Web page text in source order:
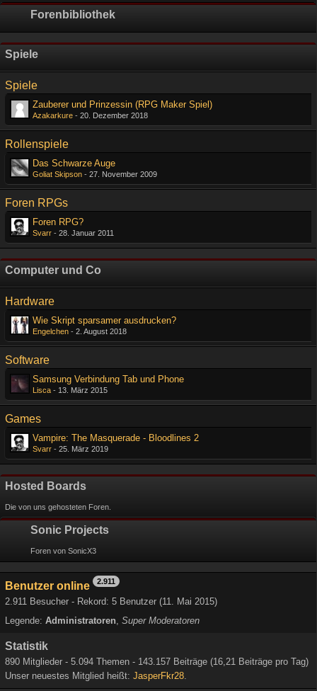
Forenbibliothek
Spiele
Spiele
Zauberer und Prinzessin (RPG Maker Spiel)
Azakarkure - 20. Dezember 2018
Rollenspiele
Das Schwarze Auge
Goliat Skipson - 27. November 2009
Foren RPGs
Foren RPG?
Svarr - 28. Januar 2011
Computer und Co
Hardware
Wie Skript sparsamer ausdrucken?
Engelchen - 2. August 2018
Software
Samsung Verbindung Tab und Phone
Lisca - 13. März 2015
Games
Vampire: The Masquerade - Bloodlines 2
Svarr - 25. März 2019
Hosted Boards
Die von uns gehosteten Foren.
Sonic Projects
Foren von SonicX3
Benutzer online 2.911
2.911 Besucher - Rekord: 5 Benutzer (11. Mai 2015)
Legende: Administratoren Super Moderatoren
Statistik
890 Mitglieder - 5.094 Themen - 143.157 Beiträge (16,21 Beiträge pro Tag)
Unser neuestes Mitglied heißt: JasperFkr28.